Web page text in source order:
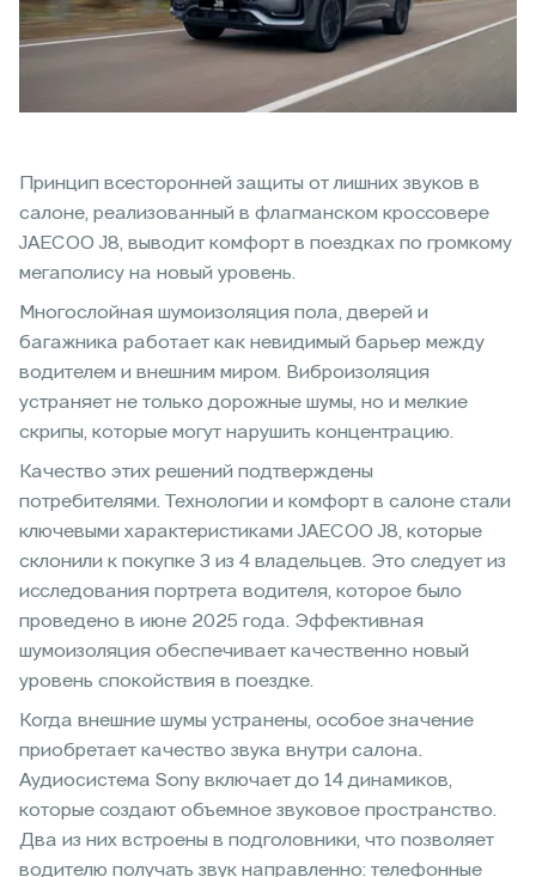
Принцип всесторонней защиты от лишних звуков в
салоне, реализованный в флагманском кроссовере
JAECOO J8, выводит комфорт в поездках по громкому
мегаполису на новый уровень.
Многослойная шумоизоляция пола, дверей и
багажника работает как невидимый барьер между
водителем и внешним миром. Виброизоляция
устраняет не только дорожные шумы, но и мелкие
скрипы, которые могут нарушить концентрацию.
Качество этих решений подтверждены
потребителями. Технологии и комфорт в салоне стали
ключевыми характеристиками JAECOO J8, которые
склонили к покупке 3 из 4 владельцев. Это следует из
исследования портрета водителя, которое было
проведено в июне 2025 года. Эффективная
шумоизоляция обеспечивает качественно новый
уровень спокойствия в поездке.
Когда внешние шумы устранены, особое значение
приобретает качество звука внутри салона.
Аудиосистема Sony включает до 14 динамиков,
которые создают объемное звуковое пространство.
Два из них встроены в подголовники, что позволяет
водителю получать звук направленно: телефонные